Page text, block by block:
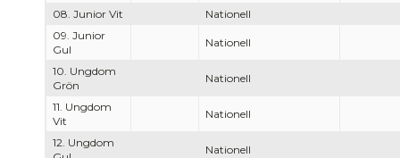
08. Junior Vit
Nationell
09. Junior
Gul
Nationell
10. Ungdom
Grön
Nationell
11. Ungdom
Vit
Nationell
12. Ungdom
Nationell